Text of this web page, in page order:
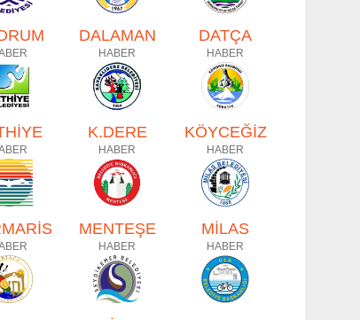
DALAMAN
HABER
DATÇA
HABER
K.DERE
HABER
KÖYCEĞİZ
HABER
MENTEŞE
HABER
MİLAS
HABER